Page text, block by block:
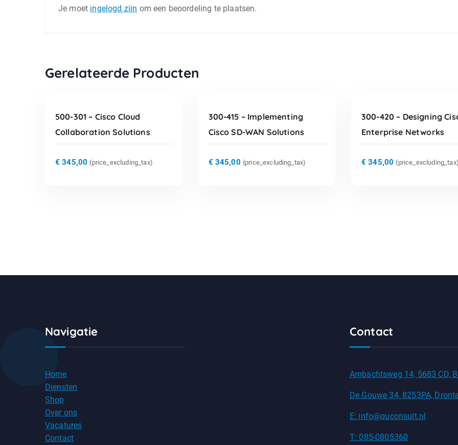
Je moet ingelogd zijn om een beoordeling te plaatsen.
Gerelateerde Producten
TOEVOEGEN AAN
500-301 – Cisco Cloud
Collaboration Solutions
€ 345,00 {price_excluding_tax)
300-415 – Implementing
Cisco SD-WAN Solutions
€ 345,00 {price_excluding_tax)
300-420 – Designing
Enterprise Networks
€ 345,00
Navigatie
Home
Diensten
Shop
Over ons
Vacatures
Contact
Contact
Ambachtsweg 14, 5683 CD,
De Gouwe 34, 8253PA,
E: info@quconsult.nl
T: 085-0805360